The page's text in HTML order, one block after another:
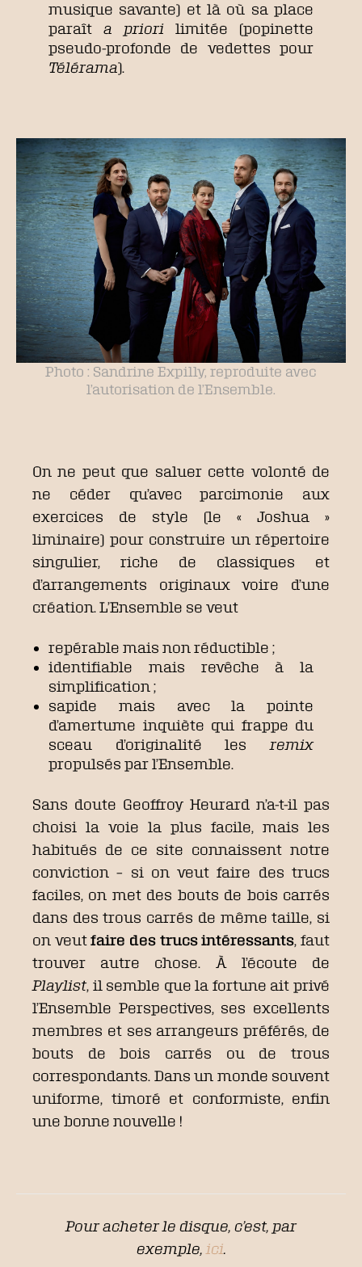
musique savante) et là où sa place
paraît a priori limitée (popinette
pseudo-profonde de vedettes pour
Télérama).
Photo : Sandrine Expilly, reproduite avec
l’autorisation de l’Ensemble.
On ne peut que saluer cette volonté de
ne céder qu’avec parcimonie aux
exercices de style (le « Joshua »
liminaire) pour construire un répertoire
singulier, riche de classiques et
d’arrangements originaux voire d’une
création. L’Ensemble se veut
repérable mais non réductible ;
identifiable mais revêche à la
simplification ;
sapide mais avec la pointe
d’amertume inquiète qui frappe du
sceau d’originalité les remix
propulsés par l’Ensemble.
Sans doute Geoffroy Heurard n’a-t-il pas
choisi la voie la plus facile, mais les
habitués de ce site connaissent notre
conviction – si on veut faire des trucs
faciles, on met des bouts de bois carrés
dans des trous carrés de même taille, si
on veutfaire des trucs intéressants, faut
trouver autre chose. À l’écoute de
Playlist, il semble que la fortune ait privé
l’Ensemble Perspectives, ses excellents
membres et ses arrangeurs préférés, de
bouts de bois carrés ou de trous
correspondants. Dans un monde souvent
uniforme, timoré et conformiste, enfin
une bonne nouvelle !
Pour acheter le disque, c’est, par
exemple, ici.